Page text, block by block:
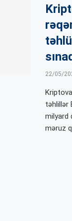
22/05/
təhlillər
milyard
məruz